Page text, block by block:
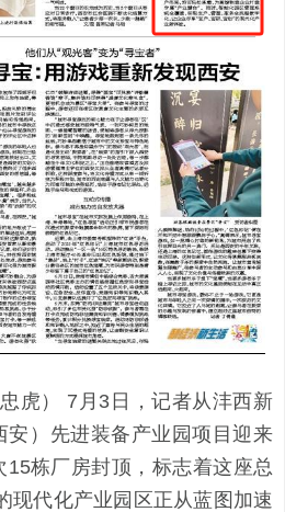
虎） 7月3日，记者从沣西新
安）先进装备产业园项目迎来
栋厂房封顶，标志着这座总
现代化产业园区正从蓝图加速